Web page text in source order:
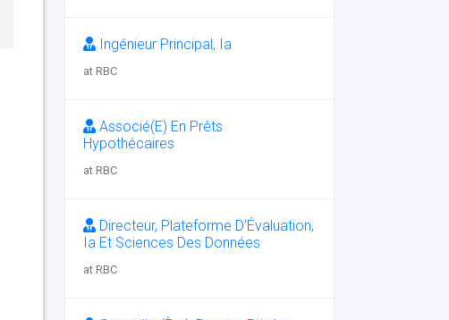
Ingénieur Principal, Ia
at RBC
Associé(E) En Prêts
Hypothécaires
at RBC
Directeur, Plateforme D’Évaluation,
Ia Et Sciences Des Données
at RBC